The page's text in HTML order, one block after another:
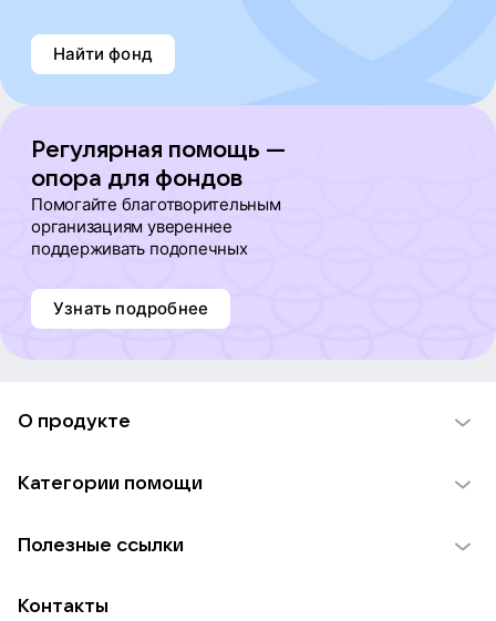
Найти фонд
Регулярная помощь —
опора для фондов
Помогайте благотворительным
организациям увереннее
поддерживать подопечных
Узнать подробнее
О продукте
Использование материалов
Для НКО
Категории помощи
Пожилым
Полезные ссылки
Контакты